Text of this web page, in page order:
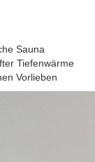
Sauna
Tiefenwärme
Vorlieben